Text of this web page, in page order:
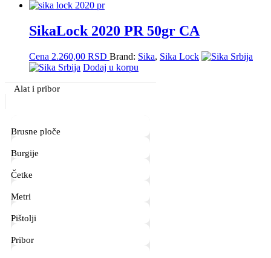
SikaLock 2020 PR 50gr CA
Cena 2.260,00 RSD Brand: Sika, Sika Lock
Dodaj u korpu
Primary
Sidebar
Alat i pribor
Brusne ploče
Burgije
Četke
Metri
Pištolji
Pribor